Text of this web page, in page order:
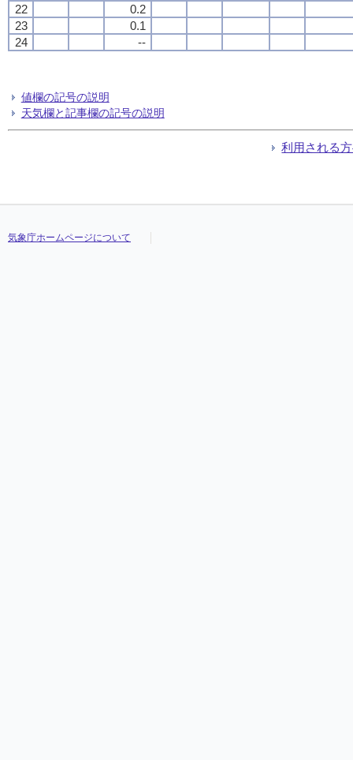
22
0.2
23
0.1
24
--
値欄の記号の説明
天気欄と記事欄の記号の説明
利用される
気象庁ホームページについて